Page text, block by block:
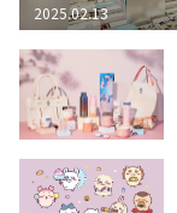
2025.02.13